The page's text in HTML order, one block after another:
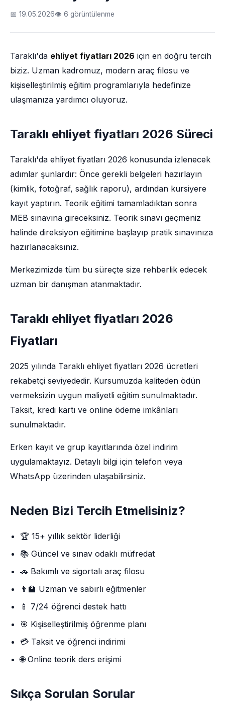
📅 19.05.2026👁 6 görüntülenme
Taraklı'da ehliyet fiyatları 2026 için en doğru tercih
biziz. Uzman kadromuz, modern araç filosu ve
kişiselleştirilmiş eğitim programlarıyla hedefinize
ulaşmanıza yardımcı oluyoruz.
Taraklı ehliyet fiyatları 2026 Süreci
Taraklı'da ehliyet fiyatları 2026 konusunda izlenecek
adımlar şunlardır: Önce gerekli belgeleri hazırlayın
(kimlik, fotoğraf, sağlık raporu), ardından kursiyere
kayıt yaptırın. Teorik eğitimi tamamladıktan sonra
MEB sınavına gireceksiniz. Teorik sınavı geçmeniz
halinde direksiyon eğitimine başlayıp pratik sınavınıza
hazırlanacaksınız.
Merkezimizde tüm bu süreçte size rehberlik edecek
uzman bir danışman atanmaktadır.
Taraklı ehliyet fiyatları 2026
Fiyatları
2025 yılında Taraklı ehliyet fiyatları 2026 ücretleri
rekabetçi seviyededir. Kursumuzda kaliteden ödün
vermeksizin uygun maliyetli eğitim sunulmaktadır.
Taksit, kredi kartı ve online ödeme imkânları
sunulmaktadır.
Erken kayıt ve grup kayıtlarında özel indirim
uygulamaktayız. Detaylı bilgi için telefon veya
WhatsApp üzerinden ulaşabilirsiniz.
Neden Bizi Tercih Etmelisiniz?
🏆 15+ yıllık sektör liderliği
📚 Güncel ve sınav odaklı müfredat
🚗 Bakımlı ve sigortalı araç filosu
👨‍🏫 Uzman ve sabırlı eğitmenler
📱 7/24 öğrenci destek hattı
🎯 Kişiselleştirilmiş öğrenme planı
💳 Taksit ve öğrenci indirimi
🌐 Online teorik ders erişimi
Sıkça Sorulan Sorular